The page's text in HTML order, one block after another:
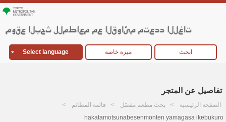
Select language ميزة خاصة ابحث
تفاصيل عن المتجر
الصفحة الرئيسية بحث مطعم مفصّل
قائمة المطائم
hakatamotsunabesenmonten yamagasa ikebukuro